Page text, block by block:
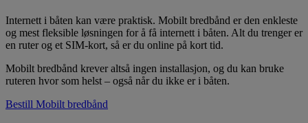
Internett i båten kan være praktisk. Mobilt bredbånd er den enkleste
og mest fleksible løsningen for å få internett i båten. Alt du trenger er
en ruter og et SIM-kort, så er du online på kort tid.
Mobilt bredbånd krever altså ingen installasjon, og du kan bruke
ruteren hvor som helst – også når du ikke er i båten.
Bestill Mobilt bredbånd